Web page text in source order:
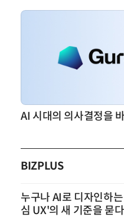
BIZPLUS
누구나 AI로 디자인하
심 UX'의 새 기준을 묻다